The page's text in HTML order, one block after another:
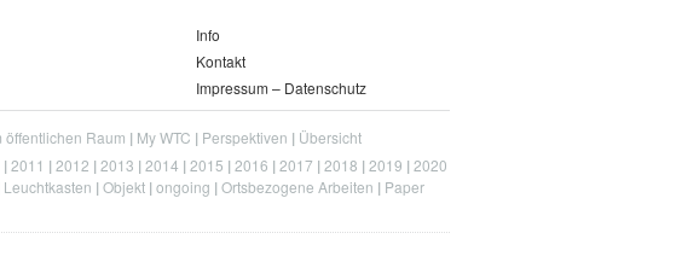
Info
Kontakt
Impressum – Datenschutz
öffentlichen Raum My WTC Perspektiven Übersicht
2011 2012 2013 2014 2015 2016 2017 2018 2019 2020
Leuchtkasten Objekt ongoing Ortsbezogene Arbeiten
Paper